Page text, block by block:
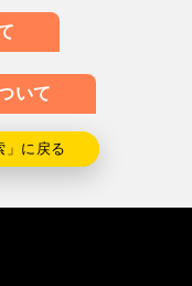
いて
」に戻る